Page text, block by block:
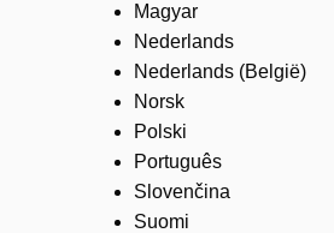
Magyar
Nederlands
Nederlands (België)
Norsk
Polski
Português
Slovenčina
Suomi